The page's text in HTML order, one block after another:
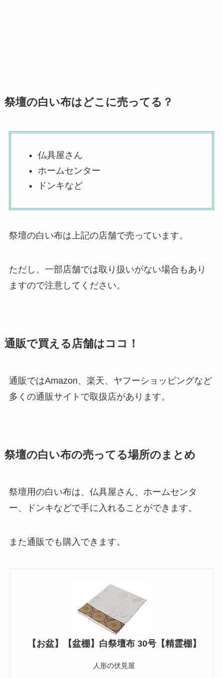
祭壇の白い布はどこに売ってる？
仏具屋さん
ホームセンター
ドンキなど
祭壇の白い布は上記の店舗で売っています。
ただし、一部店舗では取り扱いがない場合もあり
ますので注意してください。
通販で買える店舗はココ！
通販ではAmazon、楽天、ヤフーショッピングなど
多くの通販サイトで取扱店があります。
祭壇の白い布の売ってる場所のまとめ
祭壇用の白い布は、仏具屋さん、ホームセンタ
ー、ドンキなどで手に入れることができます。
また通販でも購入できます。
【お盆】【盆棚】白祭壇布 30号【精霊棚】
人形の伏見屋